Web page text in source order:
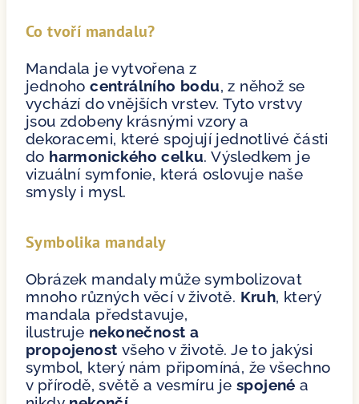
Co tvoří mandalu?
Mandala je vytvořena z
jednohocentrálního bodu, z něhož se
vychází do vnějších vrstev. Tyto vrstvy
jsou zdobeny krásnými vzory a
dekoracemi, které spojují jednotlivé části
do harmonického celku. Výsledkem je
vizuální symfonie, která oslovuje naše
smysly i mysl.
Symbolika mandaly
Obrázek mandaly může symbolizovat
mnoho různých věcí v životě. Kruh, který
mandala představuje,
ilustruje nekonečnost a
propojenost všeho v životě. Je to jakýsi
symbol, který nám připomíná, že všechno
v přírodě, světě a vesmíru je spojené a